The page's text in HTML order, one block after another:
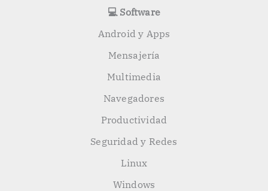
💻 Software
Android y Apps
Mensajería
Multimedia
Navegadores
Productividad
Seguridad y Redes
Linux
Windows